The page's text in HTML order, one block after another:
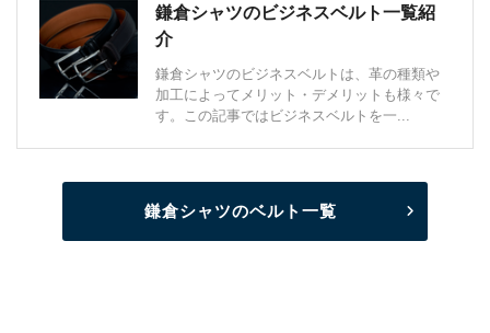
鎌倉シャツのビジネスベルト一覧紹
介
鎌倉シャツのビジネスベルトは、革の種類や
加工によってメリット・デメリットも様々で
す。この記事ではビジネスベルトを一...
鎌倉シャツのベルト一覧